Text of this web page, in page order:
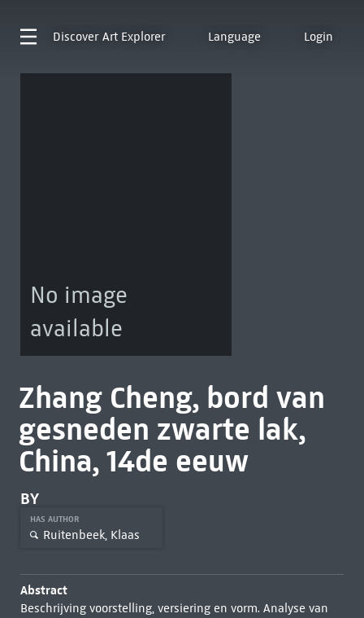
Discover Art Explorer Language Login
No image
available
Zhang Cheng, bord van
gesneden zwarte lak,
China, 14de eeuw
BY
HAS AUTHOR
Ruitenbeek, Klaas
Abstract
Beschrijving voorstelling, versiering en vorm. Analyse van